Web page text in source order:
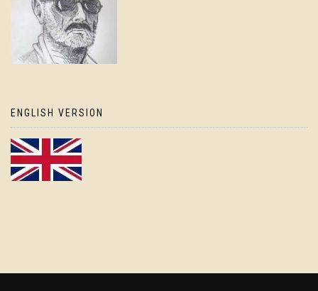
ENGLISH VERSION